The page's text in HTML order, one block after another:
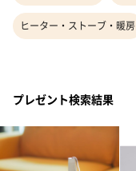
ヒーター・ストーブ・暖房
プレゼント検索結果